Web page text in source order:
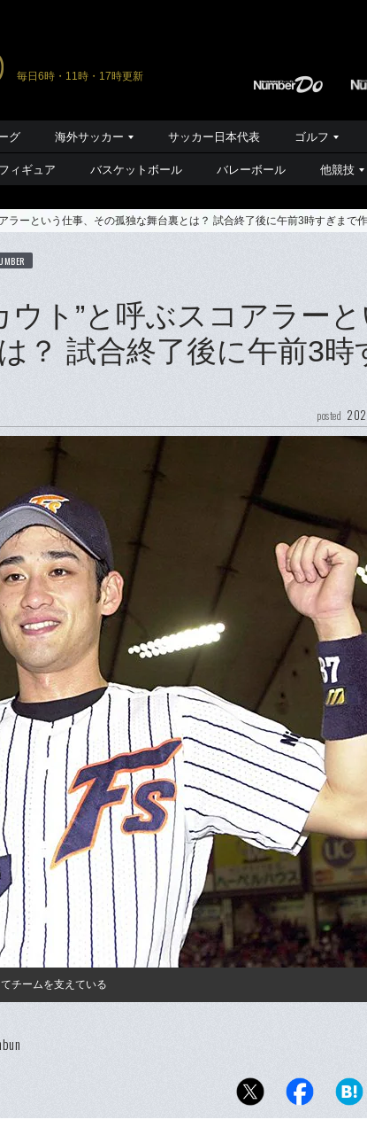
毎日6時・11時・17時更新
グ 海外サッカー サッカー日本代表 ゴルフ
フィギュア バスケットボール バレーボール 他競技
ラーという仕事、その孤独な舞台裏とは？ 試合終了後に午前3時すぎまで
ト”と呼ぶスコアラー
？ 試合終了後に午前3時
posted
チームを支えている